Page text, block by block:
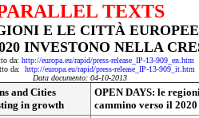
TEXTS
E LE CITTÀ
INVESTONO NELLA
da: http://europa.eu/rapid/press-release_IP-13-909_en.htm
da: http://europa.eu/rapid/press-release_IP-13-909_it.htm
Data documento: 04-10-2013
and Cities
in growth
OPEN DAYS: le
cammino verso il